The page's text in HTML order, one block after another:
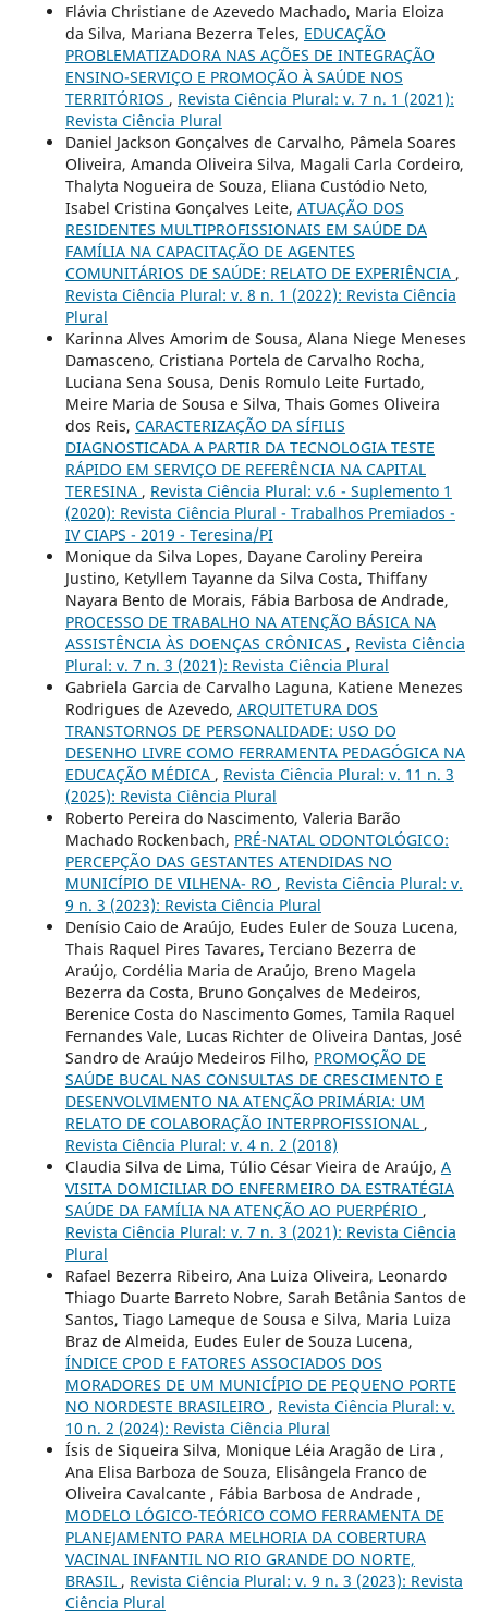
Flávia Christiane de Azevedo Machado, Maria Eloiza
da Silva, Mariana Bezerra Teles, EDUCAÇÃO
PROBLEMATIZADORA NAS AÇÕES DE INTEGRAÇÃO
ENSINO-SERVIÇO E PROMOÇÃO À SAÚDE NOS
TERRITÓRIOS , Revista Ciência Plural: v. 7 n. 1 (2021):
Revista Ciência Plural
Daniel Jackson Gonçalves de Carvalho, Pâmela Soares
Oliveira, Amanda Oliveira Silva, Magali Carla Cordeiro,
Thalyta Nogueira de Souza, Eliana Custódio Neto,
Isabel Cristina Gonçalves Leite, ATUAÇÃO DOS
RESIDENTES MULTIPROFISSIONAIS EM SAÚDE DA
FAMÍLIA NA CAPACITAÇÃO DE AGENTES
COMUNITÁRIOS DE SAÚDE: RELATO DE EXPERIÊNCIA ,
Revista Ciência Plural: v. 8 n. 1 (2022): Revista Ciência
Plural
Karinna Alves Amorim de Sousa, Alana Niege Meneses
Damasceno, Cristiana Portela de Carvalho Rocha,
Luciana Sena Sousa, Denis Romulo Leite Furtado,
Meire Maria de Sousa e Silva, Thais Gomes Oliveira
dos Reis, CARACTERIZAÇÃO DA SÍFILIS
DIAGNOSTICADA A PARTIR DA TECNOLOGIA TESTE
RÁPIDO EM SERVIÇO DE REFERÊNCIA NA CAPITAL
TERESINA , Revista Ciência Plural: v.6 - Suplemento 1
(2020): Revista Ciência Plural - Trabalhos Premiados -
IV CIAPS - 2019 - Teresina/PI
Monique da Silva Lopes, Dayane Caroliny Pereira
Justino, Ketyllem Tayanne da Silva Costa, Thiffany
Nayara Bento de Morais, Fábia Barbosa de Andrade,
PROCESSO DE TRABALHO NA ATENÇÃO BÁSICA NA
ASSISTÊNCIA ÀS DOENÇAS CRÔNICAS , Revista Ciência
Plural: v. 7 n. 3 (2021): Revista Ciência Plural
Gabriela Garcia de Carvalho Laguna, Katiene Menezes
Rodrigues de Azevedo, ARQUITETURA DOS
TRANSTORNOS DE PERSONALIDADE: USO DO
DESENHO LIVRE COMO FERRAMENTA PEDAGÓGICA NA
EDUCAÇÃO MÉDICA , Revista Ciência Plural: v. 11 n. 3
(2025): Revista Ciência Plural
Roberto Pereira do Nascimento, Valeria Barão
Machado Rockenbach, PRÉ-NATAL ODONTOLÓGICO:
PERCEPÇÃO DAS GESTANTES ATENDIDAS NO
MUNICÍPIO DE VILHENA- RO , Revista Ciência Plural: v.
9 n. 3 (2023): Revista Ciência Plural
Denísio Caio de Araújo, Eudes Euler de Souza Lucena,
Thais Raquel Pires Tavares, Terciano Bezerra de
Araújo, Cordélia Maria de Araújo, Breno Magela
Bezerra da Costa, Bruno Gonçalves de Medeiros,
Berenice Costa do Nascimento Gomes, Tamila Raquel
Fernandes Vale, Lucas Richter de Oliveira Dantas, José
Sandro de Araújo Medeiros Filho, PROMOÇÃO DE
SAÚDE BUCAL NAS CONSULTAS DE CRESCIMENTO E
DESENVOLVIMENTO NA ATENÇÃO PRIMÁRIA: UM
RELATO DE COLABORAÇÃO INTERPROFISSIONAL ,
Revista Ciência Plural: v. 4 n. 2 (2018)
Claudia Silva de Lima, Túlio César Vieira de Araújo, A
VISITA DOMICILIAR DO ENFERMEIRO DA ESTRATÉGIA
SAÚDE DA FAMÍLIA NA ATENÇÃO AO PUERPÉRIO ,
Revista Ciência Plural: v. 7 n. 3 (2021): Revista Ciência
Plural
Rafael Bezerra Ribeiro, Ana Luiza Oliveira, Leonardo
Thiago Duarte Barreto Nobre, Sarah Betânia Santos de
Santos, Tiago Lameque de Sousa e Silva, Maria Luiza
Braz de Almeida, Eudes Euler de Souza Lucena,
ÍNDICE CPOD E FATORES ASSOCIADOS DOS
MORADORES DE UM MUNICÍPIO DE PEQUENO PORTE
NO NORDESTE BRASILEIRO , Revista Ciência Plural: v.
10 n. 2 (2024): Revista Ciência Plural
Ísis de Siqueira Silva, Monique Léia Aragão de Lira ,
Ana Elisa Barboza de Souza, Elisângela Franco de
Oliveira Cavalcante , Fábia Barbosa de Andrade ,
MODELO LÓGICO-TEÓRICO COMO FERRAMENTA DE
PLANEJAMENTO PARA MELHORIA DA COBERTURA
VACINAL INFANTIL NO RIO GRANDE DO NORTE,
BRASIL , Revista Ciência Plural: v. 9 n. 3 (2023): Revista
Ciência Plural